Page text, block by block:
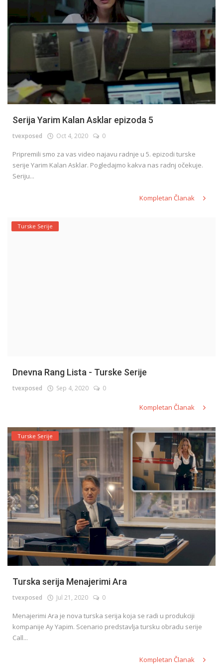
Serija Yarim Kalan Asklar epizoda 5
tvexposed Oct 4, 2020 0
Pripremili smo za vas video najavu radnje u 5. epizodi turske
serije Yarim Kalan Asklar. Pogledajmo kakva nas radnj očekuje.
Seriju...
Kompletan Članak
Turske Serije
Dnevna Rang Lista - Turske Serije
tvexposed Sep 4, 2020 0
Kompletan Članak
Turske Serije
Turska serija Menajerimi Ara
tvexposed Jul 21, 2020 0
Menajerimi Ara je nova turska serija koja se radi u produkciji
kompanije Ay Yapim. Scenario predstavlja tursku obradu serije
Call...
Kompletan Članak